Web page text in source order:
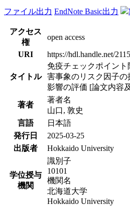
ファイル出力 EndNote Basic出力
アクセス
権
open access
URI
https://hdl.handle.net/
タイトル
免疫チェックポイン
害事象のリスク因子
影響の評価 [論文内容
著者
著者名
山口, 敦史
言語
日本語
発行日
2025-03-25
出版者
Hokkaido University
学位授与
機関
識別子
10101
機関名
北海道大学
Hokkaido University